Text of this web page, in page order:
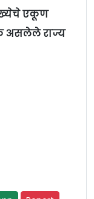
एकूण
असलेले राज्य